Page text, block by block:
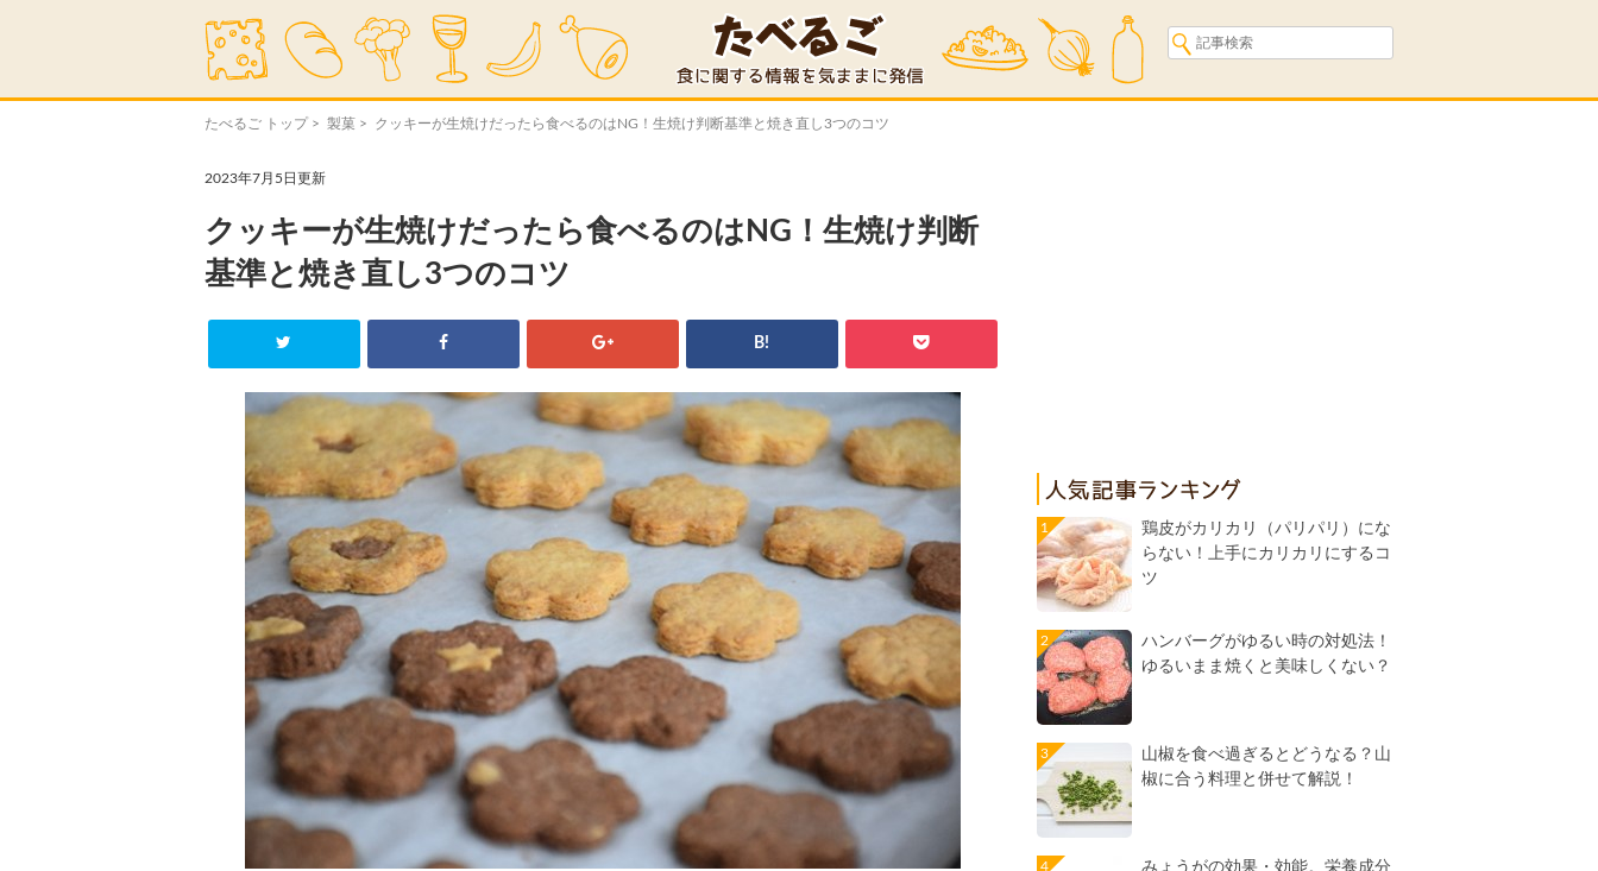
たべるご トップ> 製菓 > クッキーが生焼けだったら食べるのはNG！生焼け判断基準と焼き直し3つのコツ
2023年7月5日更新
クッキーが生焼けだったら食べるのはNG！生焼け判断
基準と焼き直し3つのコツ
B!
鶏皮がカリカリ（パリパリ）にな
らない！上手にカリカリにするコ
ツ
ハンバーグがゆるい時の対処法！
ゆるいまま焼くと美味しくない？
山椒を食べ過ぎるとどうなる？山
椒に合う料理と併せて解説！
みょうがの効果・効能。栄養成分